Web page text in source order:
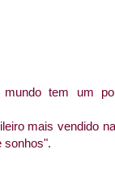
tem um
mais vendido
sonhos".